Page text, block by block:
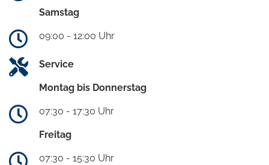
Samstag
09:00 - 12:00 Uhr
Service
Montag bis Donnerstag
07:30 - 17:30 Uhr
Freitag
07:30 - 15:30 Uhr